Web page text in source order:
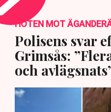
HOTEN MOT
Polisens svar
Grimsås:
och